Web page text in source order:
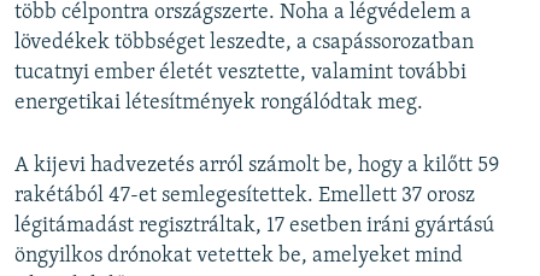
több célpontra országszerte. Noha a légvédelem a
lövedékek többséget leszedte, a csapássorozatban
tucatnyi ember életét vesztette, valamint további
energetikai létesítmények rongálódtak meg.
A kijevi hadvezetés arról számolt be, hogy a kilőtt 59
rakétából 47-et semlegesítettek. Emellett 37 orosz
légitámadást regisztráltak, 17 esetben iráni gyártású
öngyilkos drónokat vetettek be, amelyeket mind